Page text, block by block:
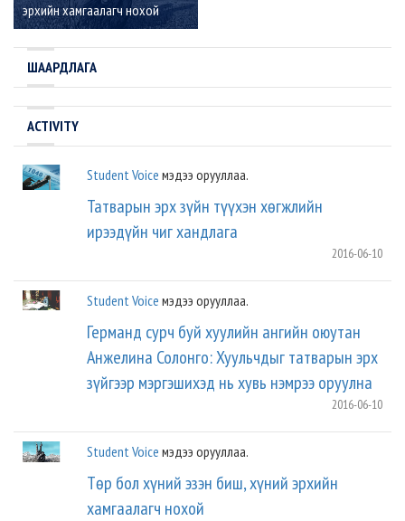
эрхийн хамгаалагч нохой
ШААРДЛАГА
ACTIVITY
Student Voice мэдээ орууллаа.
Татварын эрх зүйн түүхэн хөгжлийн
ирээдүйн чиг хандлага
2016-06-10
Student Voice мэдээ орууллаа.
Германд сурч буй хуулийн ангийн оюутан
Анжелина Солонго: Хуульчдыг татварын эрх
зүйгээр мэргэшихэд нь хувь нэмрээ оруулна
2016-06-10
Student Voice мэдээ орууллаа.
Төр бол хүний эзэн биш, хүний эрхийн
хамгаалагч нохой